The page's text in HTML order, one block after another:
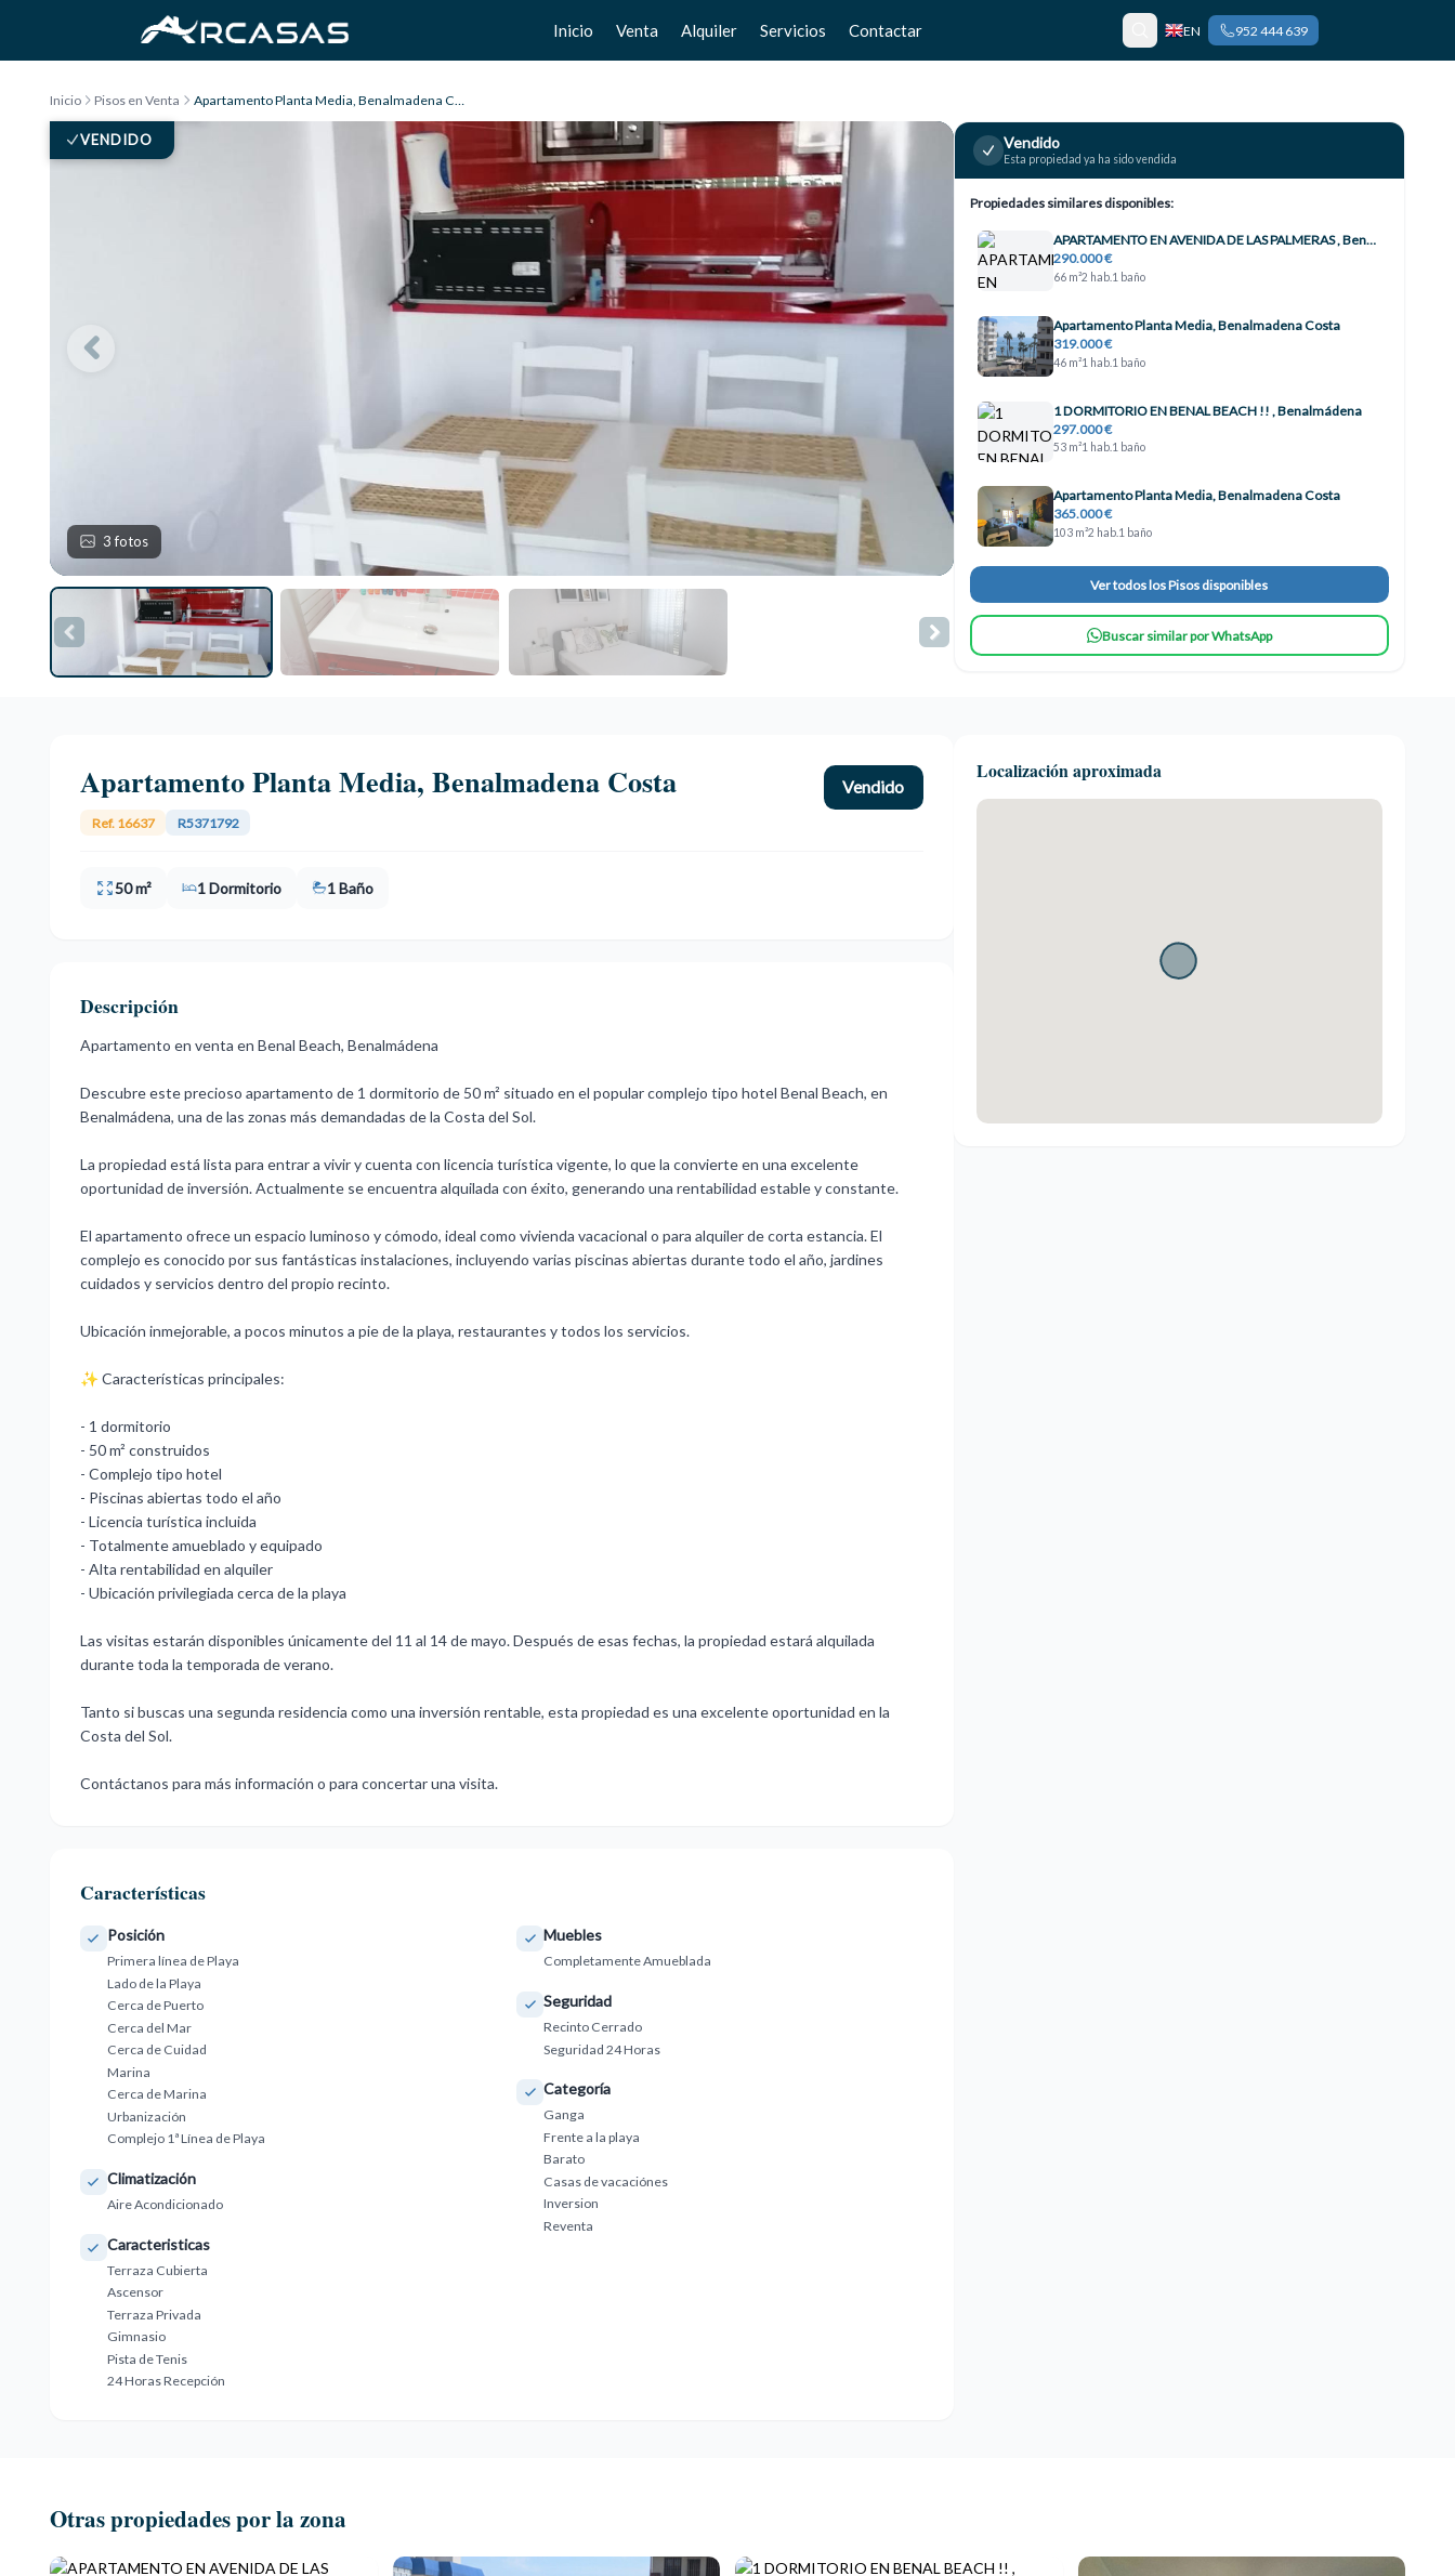
Inicio Venta
Chalets
Adosados
Estudios
Negocios
Terrenos
Alquiler
Chalets
Estudios
Negocios
Servicios
Valoración gratuita
Home Staging
Contactar EN 952 444 639
Inicio Pisos en Venta Apartamento Planta Media, Benalmadena Costa
VENDIDO
3 fotos
Vendido
Esta propiedad ya ha sido vendida
Propiedades similares disponibles:
APARTAMENTO EN AVENIDA DE LAS PALMERAS , Benalmádena
290.000 €
66 m²2 hab. 1 baño
Apartamento Planta Media, Benalmadena Costa
319.000 €
46 m²1 hab. 1 baño
1 DORMITORIO EN BENAL BEACH !! , Benalmádena
297.000 €
53 m²1 hab. 1 baño
Apartamento Planta Media, Benalmadena Costa
365.000 €
103 m²2 hab. 1 baño
Ver todos los Pisos disponibles
Buscar similar por WhatsApp
Apartamento Planta Media, Benalmadena Costa
Ref. 16637 R5371792
Vendido
50 m² 1 Dormitorio 1 Baño
Descripción
Apartamento en venta en Benal Beach, Benalmádena
Descubre este precioso apartamento de 1 dormitorio de 50 m² situado en el popular complejo tipo hotel Benal Beach, en
Benalmádena, una de las zonas más demandadas de la Costa del Sol.
La propiedad está lista para entrar a vivir y cuenta con licencia turística vigente, lo que la convierte en una excelente
oportunidad de inversión. Actualmente se encuentra alquilada con éxito, generando una rentabilidad estable y constante.
El apartamento ofrece un espacio luminoso y cómodo, ideal como vivienda vacacional o para alquiler de corta estancia. El
complejo es conocido por sus fantásticas instalaciones, incluyendo varias piscinas abiertas durante todo el año, jardines
cuidados y servicios dentro del propio recinto.
Ubicación inmejorable, a pocos minutos a pie de la playa, restaurantes y todos los servicios.
✨ Características principales:
- 1 dormitorio
- 50 m² construidos
- Complejo tipo hotel
- Piscinas abiertas todo el año
- Licencia turística incluida
- Totalmente amueblado y equipado
- Alta rentabilidad en alquiler
- Ubicación privilegiada cerca de la playa
Las visitas estarán disponibles únicamente del 11 al 14 de mayo. Después de esas fechas, la propiedad estará alquilada
durante toda la temporada de verano.
Tanto ‌si ‌buscas ‌una ‌segunda residencia ‌como una inversión ‌rentable, ‌esta propiedad ‌es ‌una ‌excelente ‌oportunidad en la
‌Costa del ‌Sol.
‌Contáctanos para ‌más ‌información ‌o ‌para ‌concertar ‌una ‌visita.
Características
Posición
Primera línea de Playa
Lado de la Playa
Cerca de Puerto
Cerca del Mar
Cerca de Cuidad
Marina
Cerca de Marina
Urbanización
Complejo 1ª Línea de Playa
Climatización
Aire Acondicionado
Caracteristicas
Terraza Cubierta
Ascensor
Terraza Privada
Gimnasio
Pista de Tenis
24 Horas Recepción
Muebles
Completamente Amueblada
Seguridad
Recinto Cerrado
Seguridad 24 Horas
Categoría
Ganga
Frente a la playa
Barato
Casas de vacaciónes
Inversion
Reventa
Localización aproximada
Otras propiedades por la zona